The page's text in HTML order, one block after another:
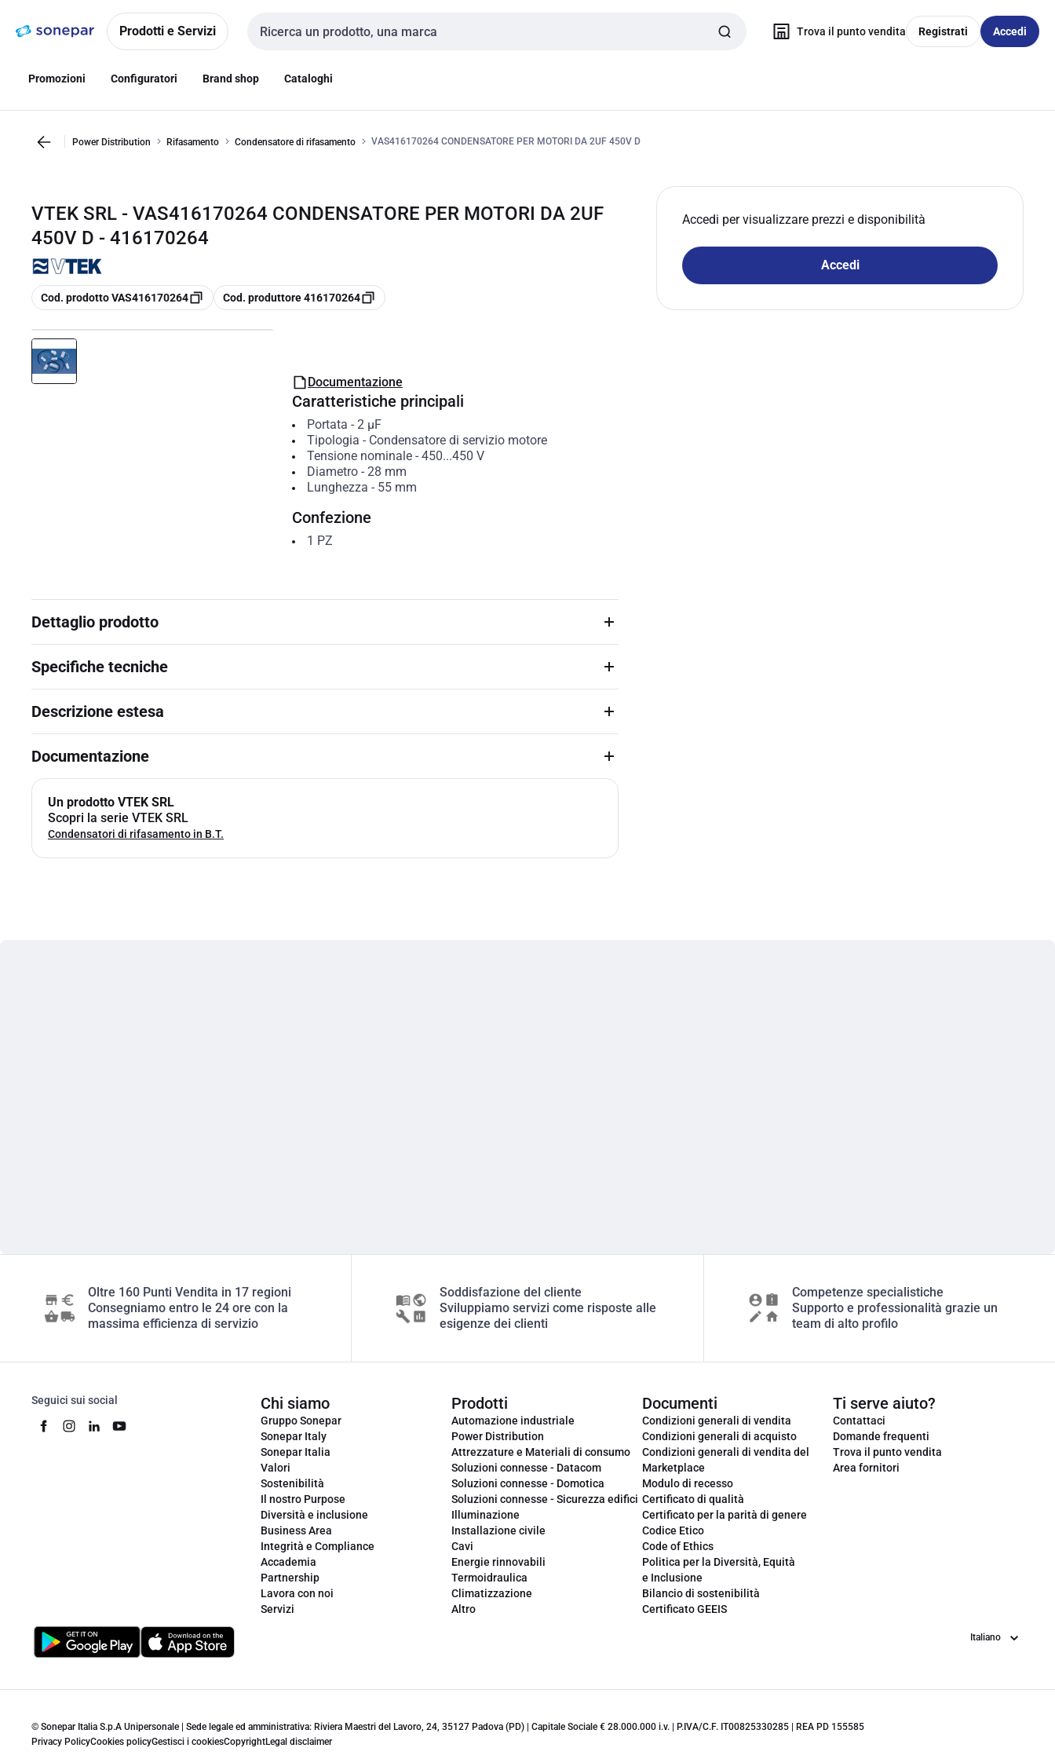
navigazionealla
Prodotti e Servizi
Cerca input
Trova il punto vendita Registrati Accedi
Promozioni Configuratori Brand shop Cataloghi
Power Distribution Rifasamento Condensatore di rifasamento VAS416170264 CONDENSATORE PER MOTORI DA 2UF 450V D
VTEK SRL - VAS416170264 CONDENSATORE PER MOTORI DA 2UF
450V D - 416170264
copia
Cod. prodotto VAS416170264 copia
Cod. produttore 416170264
Accedi per visualizzare prezzi e disponibilità
Accedi
Documentazione
Caratteristiche principali
Portata - 2 µF
Tipologia - Condensatore di servizio motore
Tensione nominale- 450...450 V
Diametro- 28 mm
Lunghezza - 55 mm
Confezione
1 PZ
Dettaglio prodotto
Specifiche tecniche
Descrizione estesa
Documentazione
Un prodotto VTEK SRL
Scopri la serie VTEK SRL
Condensatori di rifasamento in B.T.
Oltre 160 Punti Vendita in 17 regioni
Consegniamo entro le 24 ore con la
massima efficienza di servizio
Soddisfazione del cliente
Sviluppiamo servizi come risposte alle
esigenze dei clienti
Competenze specialistiche
Supporto e professionalità grazie un
team di alto profilo
Seguici sui social Chi siamo
Gruppo Sonepar
Sonepar Italy
Sonepar Italia
Valori
Sostenibilità
Il nostro Purpose
Diversità e inclusione
Business Area
Integrità e Compliance
Accademia
Partnership
Lavora con noi
Servizi
Prodotti
Automazione industriale
Power Distribution
Attrezzature e Materiali di consumo
Soluzioni connesse - Datacom
Soluzioni connesse - Domotica
Soluzioni connesse - Sicurezza edifici
Illuminazione
Installazione civile
Cavi
Energie rinnovabili
Termoidraulica
Climatizzazione
Altro
Documenti
Condizioni generali di vendita
Condizioni generali di acquisto
Condizioni generali di vendita del
Marketplace
Modulo di recesso
Certificato di qualità
Certificato per la parità di genere
Codice Etico
Code of Ethics
Politica per la Diversità, Equità
e Inclusione
Bilancio di sostenibilità
Certificato GEEIS
Ti serve aiuto?
Contattaci
Domande frequenti
Trova il punto vendita
Area fornitori
Lingua
© Sonepar Italia S.p.A Unipersonale | Sede legale ed amministrativa: Riviera Maestri del Lavoro, 24, 35127 Padova (PD) | Capitale Sociale € 28.000.000 i.v. | P.IVA/C.F. IT00825330285 | REA PD 155585
Privacy PolicyCookies policyGestisci i cookiesCopyrightLegal disclaimer